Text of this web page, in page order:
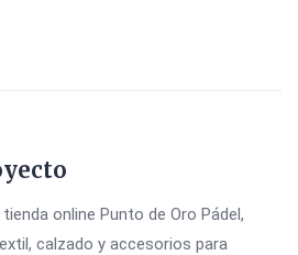
online Punto de Oro Pádel,
calzado y accesorios para